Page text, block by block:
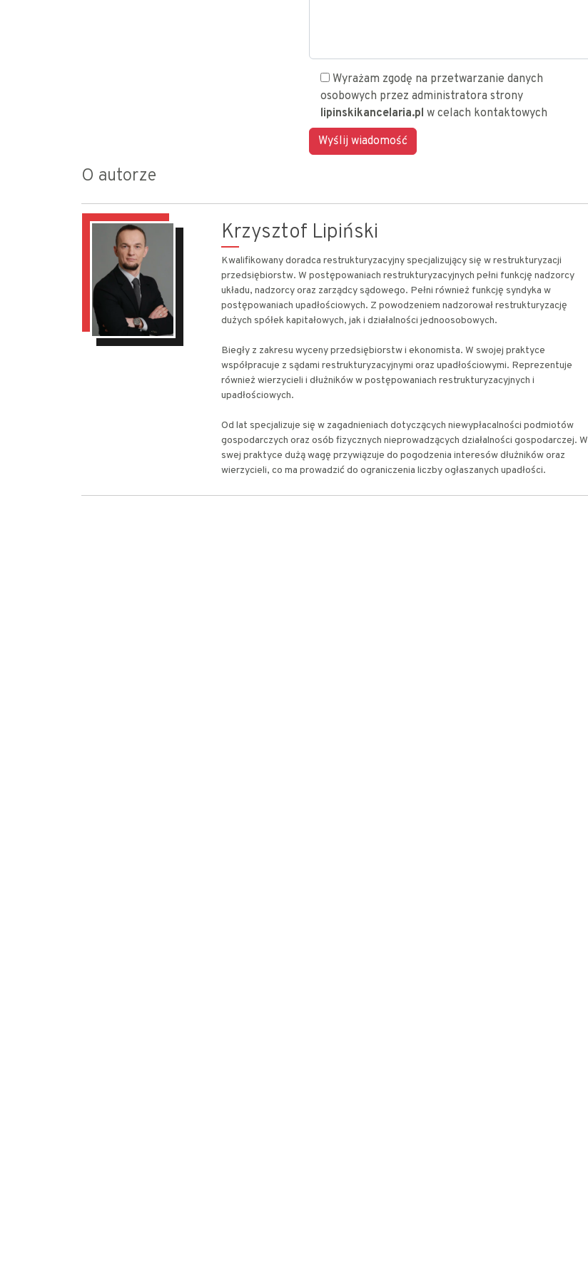
Wyrażam zgodę na przetwarzanie danych
osobowych przez administratora strony
lipinskikancelaria.pl w celach kontaktowych
O autorze
Krzysztof Lipiński
Kwalifikowany doradca restrukturyzacyjny specjalizujący się w restrukturyzacji
przedsiębiorstw. W postępowaniach restrukturyzacyjnych pełni funkcję nadzorcy
układu, nadzorcy oraz zarządcy sądowego. Pełni również funkcję syndyka w
postępowaniach upadłościowych. Z powodzeniem nadzorował restrukturyzację
dużych spółek kapitałowych, jak i działalności jednoosobowych.
Biegły z zakresu wyceny przedsiębiorstw i ekonomista. W swojej praktyce
współpracuje z sądami restrukturyzacyjnymi oraz upadłościowymi. Reprezentuje
również wierzycieli i dłużników w postępowaniach restrukturyzacyjnych i
upadłościowych.
Od lat specjalizuje się w zagadnieniach dotyczących niewypłacalności podmiotów
gospodarczych oraz osób fizycznych nieprowadzących działalności gospodarczej. W
swej praktyce dużą wagę przywiązuje do pogodzenia interesów dłużników oraz
wierzycieli, co ma prowadzić do ograniczenia liczby ogłaszanych upadłości.